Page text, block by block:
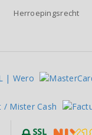
Herroepingsrecht